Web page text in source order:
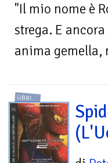
"Il mio nome è
strega. E
anima gemella,
LIBRI